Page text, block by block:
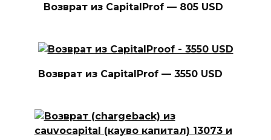
Возврат из CapitalProf — 805 USD
Возврат из CapitalProf — 3550 USD